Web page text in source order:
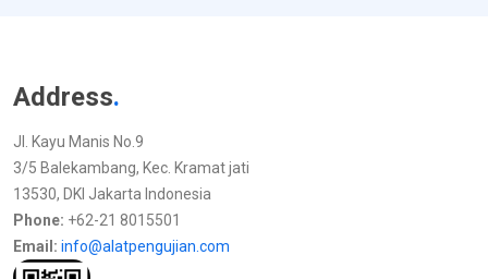
Address.
Jl. Kayu Manis No.9
3/5 Balekambang, Kec. Kramat jati
13530, DKI Jakarta Indonesia
Phone: +62-21 8015501
Email: info@alatpengujian.com